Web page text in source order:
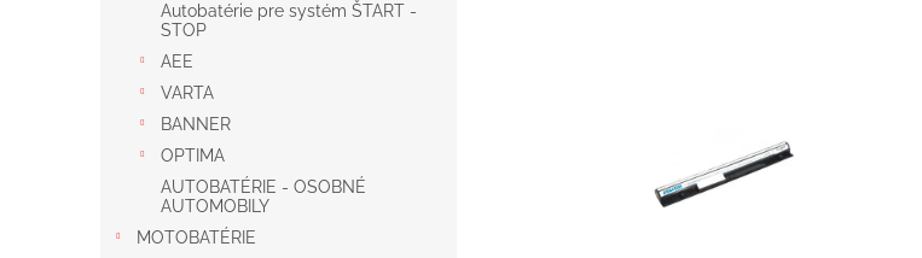
Autobatérie pre systém ŠTART -
STOP
AEE
VARTA
BANNER
OPTIMA
AUTOBATÉRIE - OSOBNÉ
AUTOMOBILY
MOTOBATÉRIE